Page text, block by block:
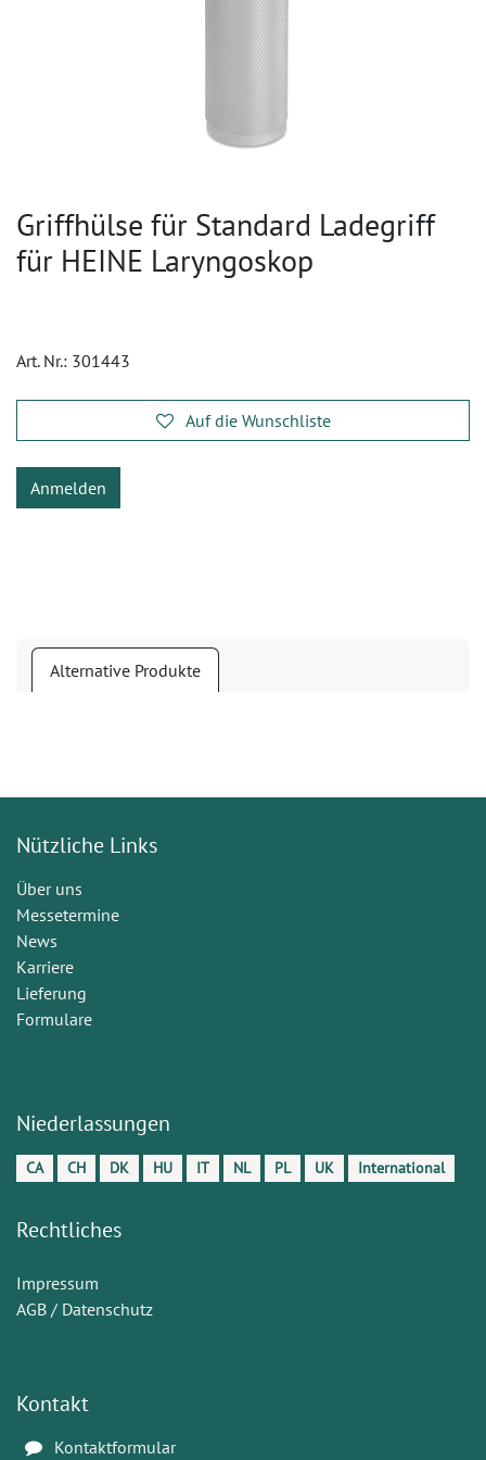
Griffhülse für Standard Ladegriff
für HEINE Laryngoskop
Art. Nr.: 301443
Auf die Wunschliste
Anmelden
Alternative Produkte
Nützliche Links
Über uns
Messetermine
News
Karriere
Lieferung
Formulare
Niederlassungen
CA CH DK HU IT NL PL UK International
Rechtliches
Impressum
AGB / Datenschutz
Kontakt
Kontaktformular